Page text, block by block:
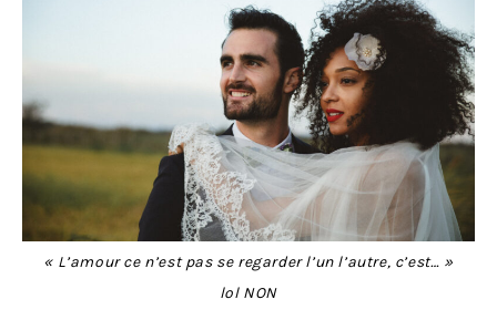
« L’amour ce n’est pas se regarder l’un l’autre, c’est… »
lol NON